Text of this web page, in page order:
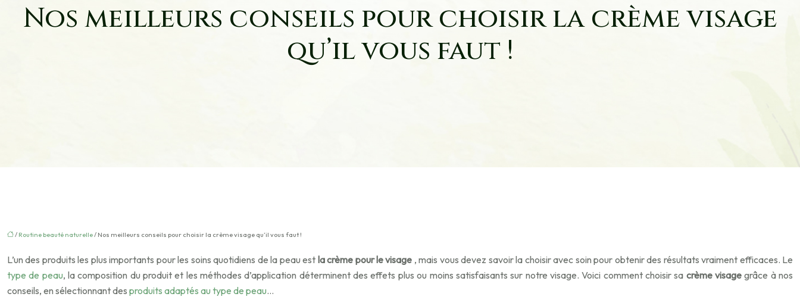
Nos meilleurs conseils pour choisir la crème visage
qu’il vous faut !
/ Routine beauté naturelle/ Nos meilleurs conseils pour choisir la crème visage qu’il vous faut !
L’un des produits les plus importants pour les soins quotidiens de la peau est la crème pour le visage , mais vous devez savoir la choisir avec soin pour obtenir des résultats vraiment efficaces. Le
type de peau, la composition du produit et les méthodes d’application déterminent des effets plus ou moins satisfaisants sur notre visage. Voici comment choisir sa crème visage grâce à nos
conseils, en sélectionnant des produits adaptés au type de peau…